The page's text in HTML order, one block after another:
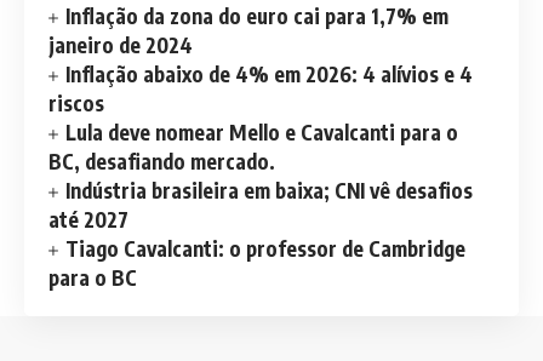
Inflação da zona do euro cai para 1,7% em
janeiro de 2024
Inflação abaixo de 4% em 2026: 4 alívios e 4
riscos
Lula deve nomear Mello e Cavalcanti para o
BC, desafiando mercado.
Indústria brasileira em baixa; CNI vê desafios
até 2027
Tiago Cavalcanti: o professor de Cambridge
para o BC